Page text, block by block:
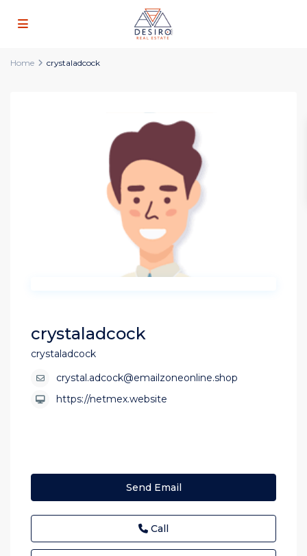
Home crystaladcock
crystaladcock
crystaladcock
crystal.adcock@emailzoneonline.shop
https://netmex.website
Send Email
Call